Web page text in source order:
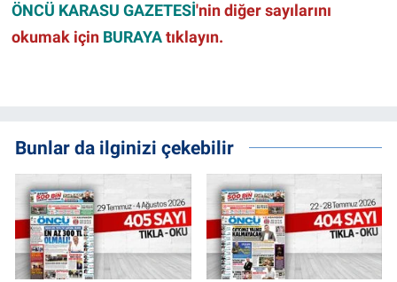
ÖNCÜ KARASU GAZETESİ'nin diğer sayılarını
okumak için BURAYAtıklayın.
Bunlar da ilginizi çekebilir